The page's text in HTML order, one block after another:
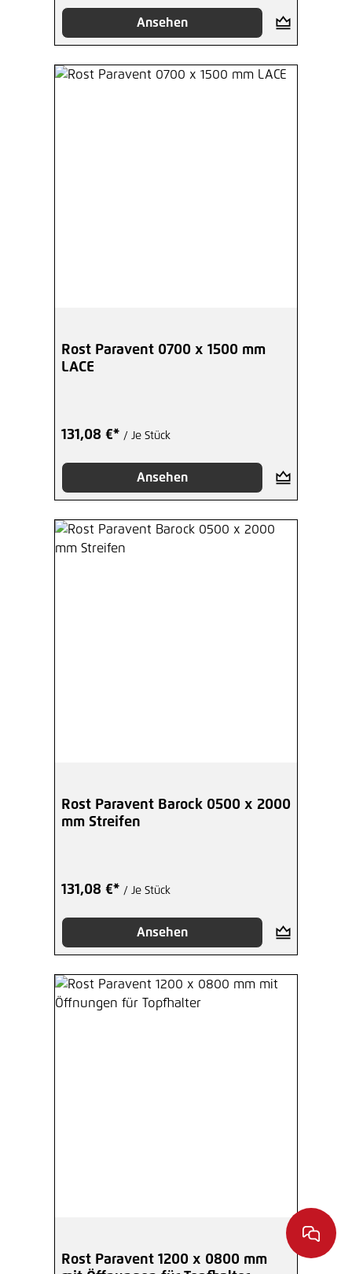
Ansehen
Rost Paravent 0700 x 1500 mm
LACE
131,08 €* / Je Stück
Ansehen
Rost Paravent Barock 0500 x 2000
mm Streifen
131,08 €* / Je Stück
Ansehen
Rost Paravent 1200 x 0800 mm